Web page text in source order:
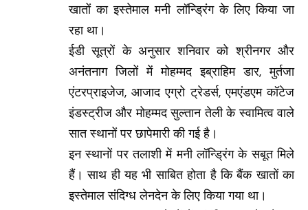
खातों का इस्तेमाल मनी लॉन्ड्रिंग के लिए किया जा
रहा था।
ईडी सूत्रों के अनुसार शनिवार को श्रीनगर और
अनंतनाग जिलों में मोहम्मद इब्राहिम डार, मुर्तजा
एंटरप्राइजेज, आजाद एग्रो ट्रेडर्स, एमएंडएम कॉटेज
इंडस्ट्रीज और मोहम्मद सुल्तान तेली के स्वामित्व वाले
सात स्थानों पर छापेमारी की गई है।
इन स्थानों पर तलाशी में मनी लॉन्ड्रिंग के सबूत मिले
हैं। साथ ही यह भी साबित होता है कि बैंक खातों का
इस्तेमाल संदिग्ध लेनदेन के लिए किया गया था।